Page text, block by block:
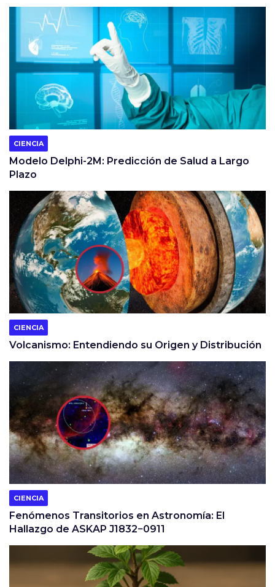
CIENCIA
Modelo Delphi-2M: Predicción de Salud a Largo
Plazo
CIENCIA
Volcanismo: Entendiendo su Origen y Distribución
CIENCIA
Fenómenos Transitorios en Astronomía: El
Hallazgo de ASKAP J1832−0911